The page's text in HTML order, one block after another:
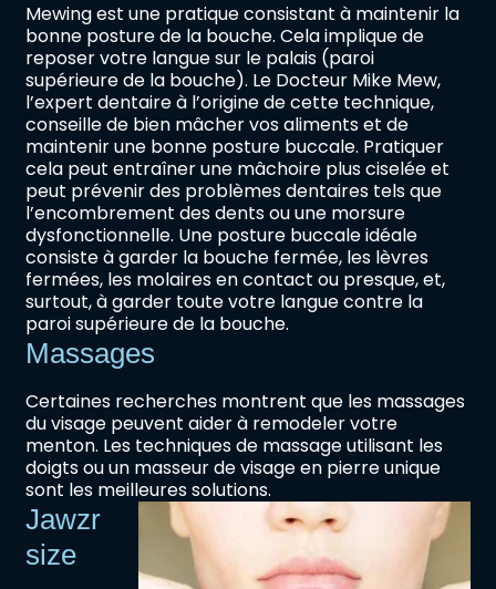
Mewing est une pratique consistant à maintenir la
bonne posture de la bouche. Cela implique de
reposer votre langue sur le palais (paroi
supérieure de la bouche). Le Docteur Mike Mew,
l’expert dentaire à l’origine de cette technique,
conseille de bien mâcher vos aliments et de
maintenir une bonne posture buccale. Pratiquer
cela peut entraîner une mâchoire plus ciselée et
peut prévenir des problèmes dentaires tels que
l’encombrement des dents ou une morsure
dysfonctionnelle. Une posture buccale idéale
consiste à garder la bouche fermée, les lèvres
fermées, les molaires en contact ou presque, et,
surtout, à garder toute votre langue contre la
paroi supérieure de la bouche.
Massages
Certaines recherches montrent que les massages
du visage peuvent aider à remodeler votre
menton. Les techniques de massage utilisant les
doigts ou un masseur de visage en pierre unique
sont les meilleures solutions.
Jawzr
size